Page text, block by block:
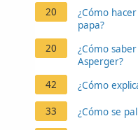
20
¿Cómo
papa?
20
¿Cómo
Asperger?
42
¿Cómo
33 ¿Cómo se